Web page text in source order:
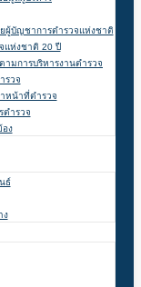
ผู้บัญชาการตำรวจแห่งชาติ
แห่งชาติ 20 ปี
มการบริหารงานตำรวจ
รวจ
หน้าที่ตำรวจ
ตำรวจ
ง
ธ์
ง